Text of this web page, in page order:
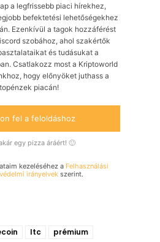
a legfrissebb piaci hírekhez,
befektetési lehetőségekhez
Ezenkívül a tagok hozzáférést
szobához, ahol szakértők
és tudásukat a
Csatlakozz most a Kriptoworld
hogy előnyöket juthass a
piacán!
fel a feloldáshoz
egy pizza áráért! 🙂
kezeléséhez a Felhasználási
irányelvek szerint.
ltc prémium